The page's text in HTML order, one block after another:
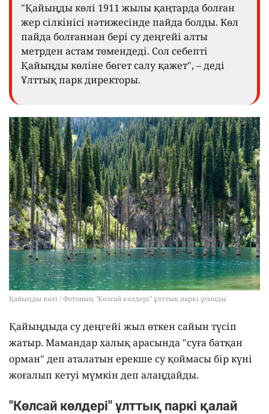
"Қайыңды көлі 1911 жылы қаңтарда болған
жер сілкінісі нәтижесінде пайда болды. Көл
пайда болғаннан бері су деңгейі алты
метрден астам төмендеді. Сол себепті
Қайыңды көліне бөгет салу қажет", – деді
Ұлттық парк директоры.
Қайыңды көлі / Фотоның "Көлсай көлдері" ұлттық паркі ұсынды
Қайыңдыда су деңгейі жыл өткен сайын түсіп
жатыр. Мамандар халық арасында "суға батқан
орман" деп аталатын ерекше су қоймасы бір күні
жоғалып кетуі мүмкін деп алаңдайды.
"Көлсай көлдері" ұлттық паркі қалай